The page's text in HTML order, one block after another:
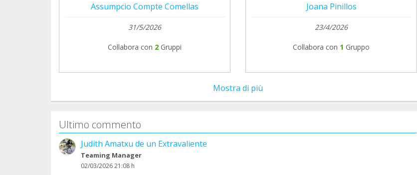
Assumpcio Compte Comellas
31/5/2026
Collabora con 2 Gruppi
Joana Pinillos
23/4/2026
Collabora con 1 Gruppo
Mostra di più
Ultimo commento
Judith Amatxu de un Extravaliente
Teaming Manager
02/03/2026 21:08 h